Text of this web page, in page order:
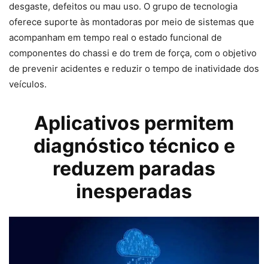
desgaste, defeitos ou mau uso. O grupo de tecnologia
oferece suporte às montadoras por meio de sistemas que
acompanham em tempo real o estado funcional de
componentes do chassi e do trem de força, com o objetivo
de prevenir acidentes e reduzir o tempo de inatividade dos
veículos.
Aplicativos permitem
diagnóstico técnico e
reduzem paradas
inesperadas